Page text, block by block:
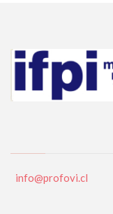
info@profovi.cl